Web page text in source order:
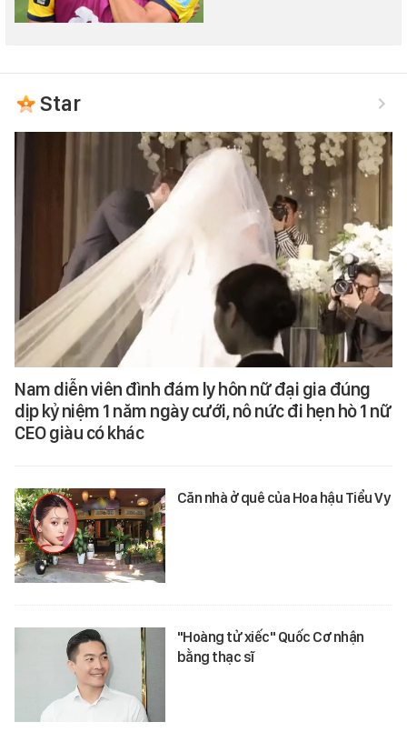
Star
Nam diễn viên đình đám ly hôn nữ đại gia đúng
dịp kỷ niệm 1 năm ngày cưới, nô nức đi hẹn hò 1 nữ
CEO giàu có khác
Căn nhà ở quê của Hoa hậu Tiểu Vy
"Hoàng tử xiếc" Quốc Cơ nhận
bằng thạc sĩ